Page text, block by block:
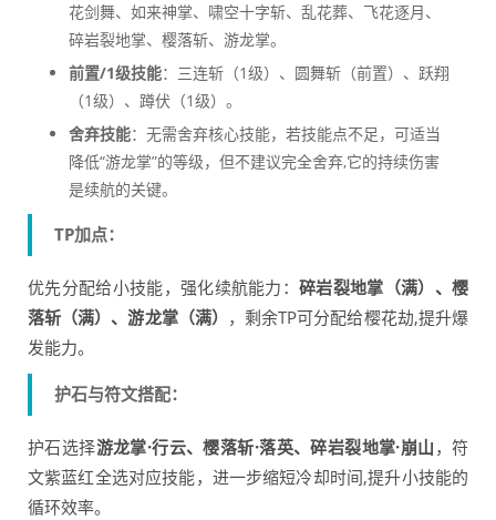
花剑舞、如来神掌、啸空十字斩、乱花葬、飞花逐月、
碎岩裂地掌、樱落斩、游龙掌。
前置/1级技能：三连斩（1级）、圆舞斩（前置）、跃翔
（1级）、蹲伏（1级）。
舍弃技能：无需舍弃核心技能，若技能点不足，可适当
降低“游龙掌”的等级，但不建议完全舍弃,它的持续伤害
是续航的关键。
TP加点：
优先分配给小技能，强化续航能力：碎岩裂地掌（满）、樱
落斩（满）、游龙掌（满） ，剩余TP可分配给樱花劫,提升爆
发能力。
护石与符文搭配：
护石选择游龙掌·行云、樱落斩·落英、碎岩裂地掌·崩山 ，符
文紫蓝红全选对应技能，进一步缩短冷却时间,提升小技能的
循环效率。